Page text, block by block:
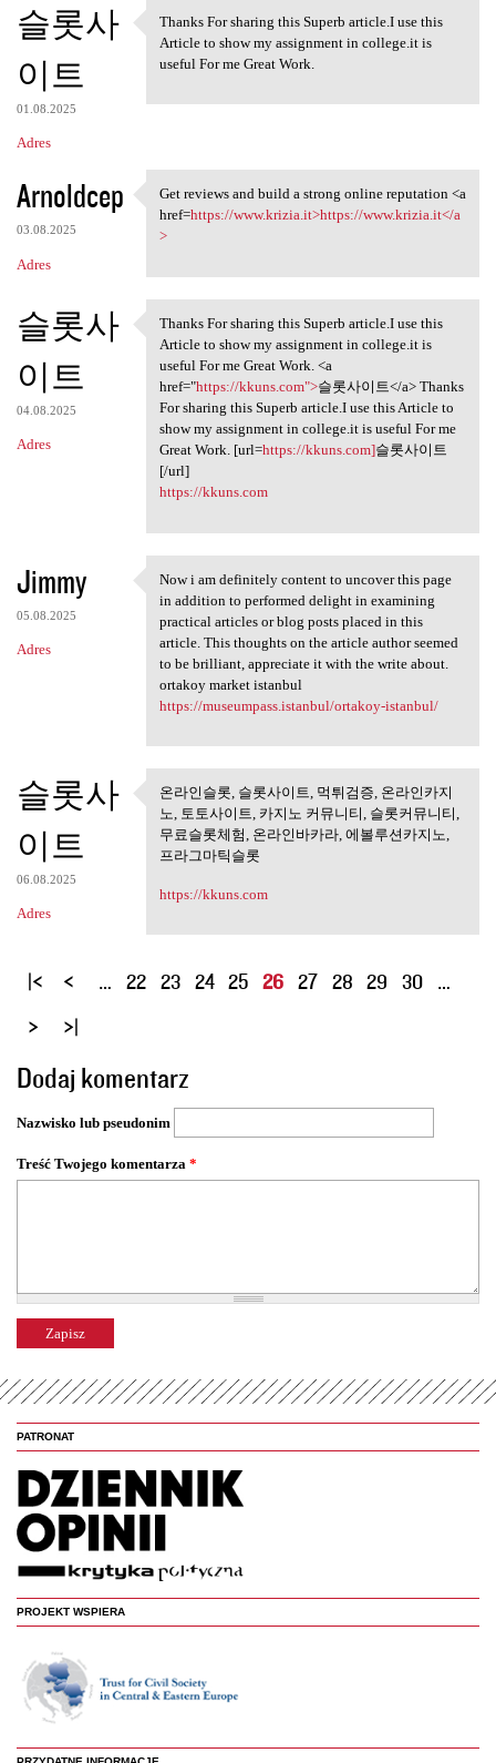
슬롯사
이트
01.08.2025
Adres
Thanks For sharing this
Thanks For sharing this Superb article.I use this
Article to show my assignment in college.it is
useful For me Great Work.
Arnoldcep
03.08.2025
Adres
Get reviews and build a
Get reviews and build a strong online reputation <a
href=https://www.krizia.it>https://www.krizia.it</a
>
슬롯사
이트
04.08.2025
Adres
Thanks For sharing this
Thanks For sharing this Superb article.I use this
Article to show my assignment in college.it is
useful For me Great Work. <a
href="https://kkuns.com">슬롯사이트</a> Thanks
For sharing this Superb article.I use this Article to
show my assignment in college.it is useful For me
Great Work. [url=https://kkuns.com]슬롯사이트
[/url]
https://kkuns.com
Jimmy
05.08.2025
Adres
Now i am definitely content
Now i am definitely content to uncover this page
in addition to performed delight in examining
practical articles or blog posts placed in this
article. This thoughts on the article author seemed
to be brilliant, appreciate it with the write about.
ortakoy market istanbul
https://museumpass.istanbul/ortakoy-istanbul/
슬롯사
이트
06.08.2025
Adres
온라인슬롯, 슬롯사이트, 먹튀검
증, 온라인카지노,
온라인슬롯, 슬롯사이트, 먹튀검증, 온라인카지
노, 토토사이트, 카지노 커뮤니티, 슬롯커뮤니티,
무료슬롯체험, 온라인바카라, 에볼루션카지노,
프라그마틱슬롯
https://kkuns.com
S
o
n
y
… 22 23 24 25 26 27 28 29 30 …
Dodaj komentarz
Nazwisko lub pseudonim
Treść Twojego komentarza *
PATRONAT
PROJEKT WSPIERA